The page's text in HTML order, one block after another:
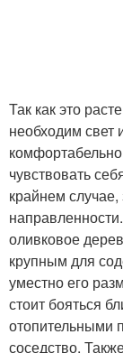
Так как это
необходим свет
чувствовать
крайнем
оливковое
крупным для
уместно его
стоит бояться
отопительными
соседство.